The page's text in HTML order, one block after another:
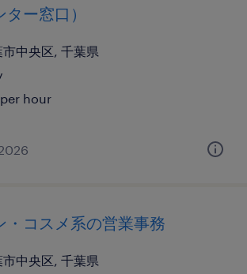
ー窓口）
中央区, 千葉県
hour
・コスメ系の営業事務
中央区, 千葉県